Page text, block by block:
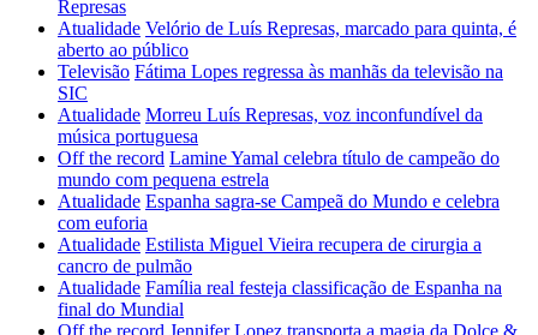
Represas
Atualidade Velório de Luís Represas, marcado para quinta, é
aberto ao público
Televisão Fátima Lopes regressa às manhãs da televisão na
SIC
Atualidade Morreu Luís Represas, voz inconfundível da
música portuguesa
Off the record Lamine Yamal celebra título de campeão do
mundo com pequena estrela
Atualidade Espanha sagra-se Campeã do Mundo e celebra
com euforia
Atualidade Estilista Miguel Vieira recupera de cirurgia a
cancro de pulmão
Atualidade Família real festeja classificação de Espanha na
final do Mundial
Off the record Jennifer Lopez transporta a magia da Dolce &